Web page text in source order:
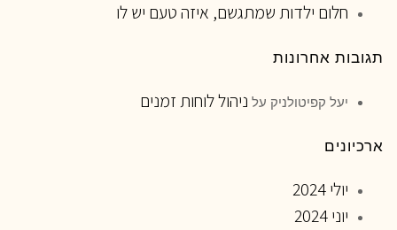
חלום ילדות שמתגשם, איזה טעם יש לו
תגובות אחרונות
יעל קפיטולניק על ניהול לוחות זמנים
ארכיונים
יולי 2024
יוני 2024